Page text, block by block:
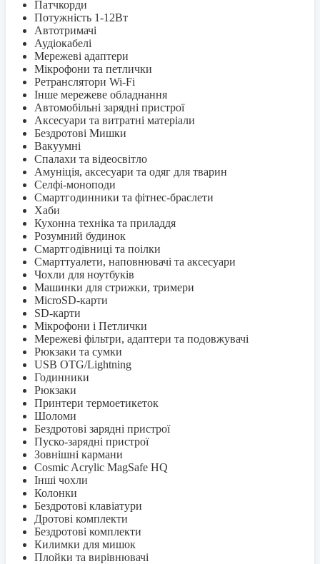
Патчкорди
Потужність 1-12Вт
Автотримачі
Аудіокабелі
Мережеві адаптери
Мікрофони та петлички
Ретранслятори Wi-Fi
Інше мережеве обладнання
Автомобільні зарядні пристрої
Аксесуари та витратні матеріали
Бездротові Мишки
Вакуумні
Спалахи та відеосвітло
Амуніція, аксесуари та одяг для тварин
Селфi-моноподи
Смартгодинники та фітнес-браслети
Хаби
Кухонна техніка та приладдя
Розумний будинок
Смартгодівниці та поілки
Смарттуалети, наповнювачі та аксесуари
Чохли для ноутбуків
Машинки для стрижки, тримери
MicroSD-карти
SD-карти
Мікрофони і Петлички
Мережеві фільтри, адаптери та подовжувачі
Рюкзаки та сумки
USB OTG/Lightning
Годинники
Рюкзаки
Принтери термоетикеток
Шоломи
Бездротові зарядні пристрої
Пуско-зарядні пристрої
Зовнішні кармани
Cosmic Acrylic MagSafe HQ
Інші чохли
Колонки
Бездротові клавіатури
Дротові комплекти
Бездротові комплекти
Килимки для мишок
Плойки та вирівнювачі